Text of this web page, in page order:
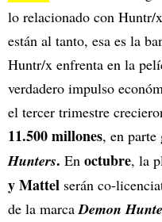
lo relacionado con Huntr/
están al tanto, esa es la
Huntr/x enfrenta en la
verdadero impulso
el tercer trimestre
11.500 millones, en parte
Hunters. En octubre, la
y Mattel serán co-
de la marca Demon